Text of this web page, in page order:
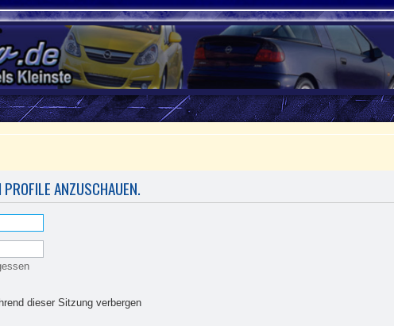
ANZUSCHAUEN.
dieser Sitzung verbergen